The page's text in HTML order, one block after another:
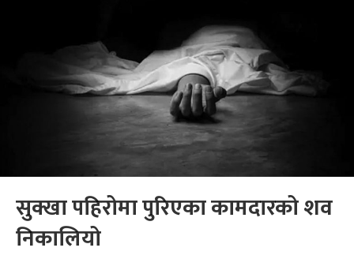
सुक्खा पहिरोमा पुरिएका कामदारको शव
निकालियो